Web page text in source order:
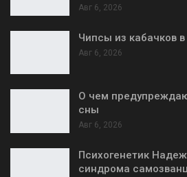
Авг 6, 2026
Чипсы из кабачков
Авг 6, 2026
О чем
сны
Авг 6, 2026
Психогенетик
синдрома